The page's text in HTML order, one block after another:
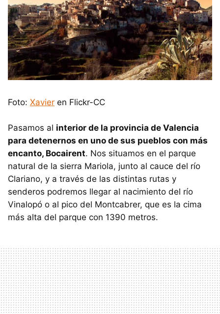
Foto: Xavier en Flickr-CC
Pasamos al interior de la provincia de Valencia
para detenernos en uno de sus pueblos con más
encanto, Bocairent. Nos situamos en el parque
natural de la sierra Mariola, junto al cauce del río
Clariano, y a través de las distintas rutas y
senderos podremos llegar al nacimiento del río
Vinalopó o al pico del Montcabrer, que es la cima
más alta del parque con 1390 metros.